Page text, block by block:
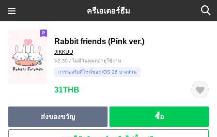
ครีเอเตอร์ธีม
Rabbit friends (Pink ver.)
JIKKUU
V2.30 / ไม่มีวันหมดอายุใช้งาน
การรองรับดีไซน์ของ iOS 26 บางส่วน
31THB
ส่งของขวัญ ซื้อ